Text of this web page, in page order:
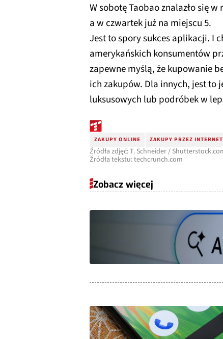
W sobotę Taobao znalazło się
a w czwartek już na miejscu 5.
Jest to spory sukces aplikacji. I
amerykańskich konsumentów
zapewne myślą, że kupowanie
ich zakupów. Dla innych, jest to
luksusowych lub podróbek w
ZAKUPY ONLINE ZAKUPY PRZEZ INTERNET
Źródła zdjęć: T. Schneider /
Źródła tekstu: techcrunch.com
Zobacz więcej